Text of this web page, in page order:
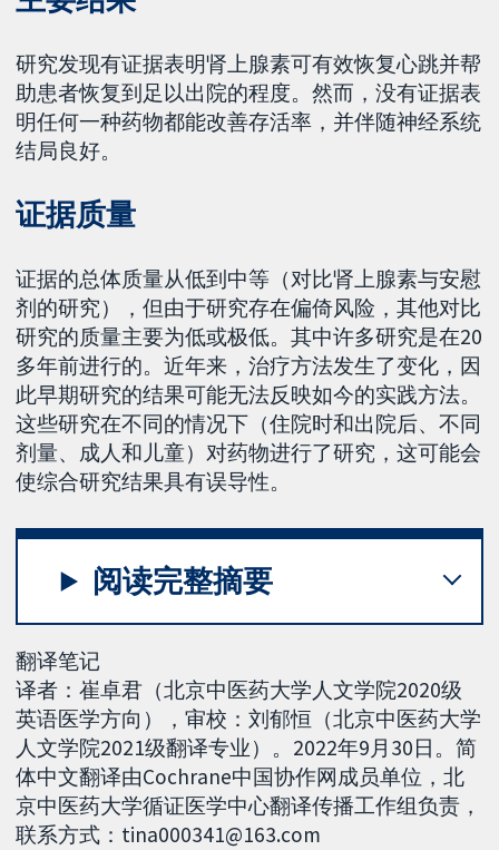
研究发现有证据表明肾上腺素可有效恢复心跳并帮
助患者恢复到足以出院的程度。然而，没有证据表
明任何一种药物都能改善存活率，并伴随神经系统
结局良好。
证据质量
证据的总体质量从低到中等（对比肾上腺素与安慰
剂的研究），但由于研究存在偏倚风险，其他对比
研究的质量主要为低或极低。其中许多研究是在20
多年前进行的。近年来，治疗方法发生了变化，因
此早期研究的结果可能无法反映如今的实践方法。
这些研究在不同的情况下（住院时和出院后、不同
剂量、成人和儿童）对药物进行了研究，这可能会
使综合研究结果具有误导性。
阅读完整摘要
翻译笔记
译者：崔卓君（北京中医药大学人文学院2020级
英语医学方向），审校：刘郁恒（北京中医药大学
人文学院2021级翻译专业）。2022年9月30日。简
体中文翻译由Cochrane中国协作网成员单位，北
京中医药大学循证医学中心翻译传播工作组负责，
联系方式：tina000341@163.com